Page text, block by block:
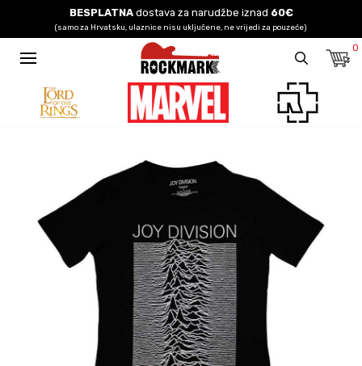
BESPLATNAdostava za narudžbe iznad 60€
(samo za Hrvatsku, ulaznice nisu uključene, ne vrijedi za pouzeće)
0